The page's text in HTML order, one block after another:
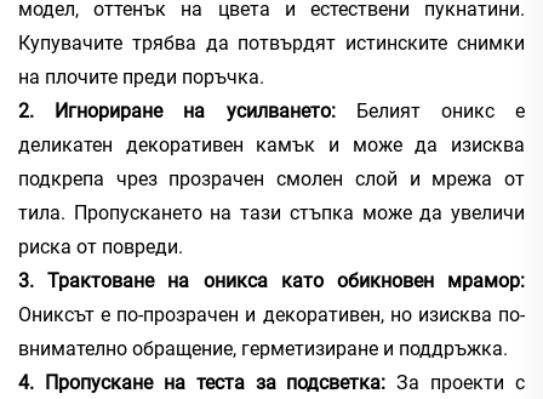
модел, оттенък на цвета и естествени пукнатини.
Купувачите трябва да потвърдят истинските снимки
на плочите преди поръчка.
2. Игнориране на усилването:
Белият оникс е
деликатен декоративен камък и може да изисква
подкрепа чрез прозрачен смолен слой и мрежа от
тила. Пропускането на тази стъпка може да увеличи
риска от повреди.
3. Трактоване на оникса като обикновен мрамор:
Ониксът е по-прозрачен и декоративен, но изисква по-
внимателно обращение, герметизиране и поддръжка.
4. Пропускане на теста за подсветка:За проекти с